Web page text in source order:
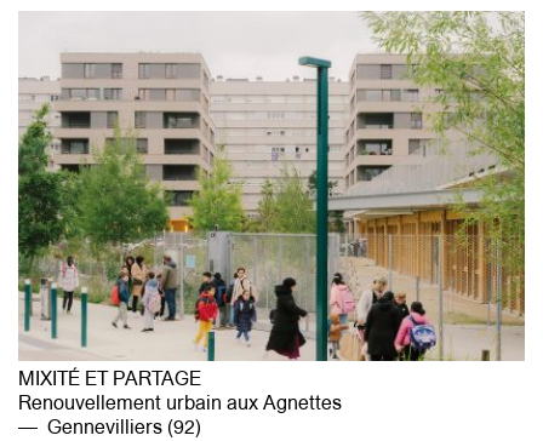
MIXITÉ ET PARTAGE
Renouvellement urbain aux Agnettes
Gennevilliers (92)